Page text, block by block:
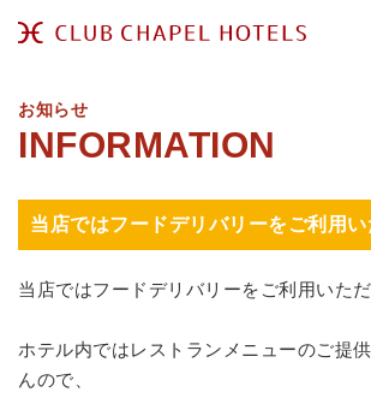
お知らせ
当店ではフードデリバリーをご利用
当店ではフードデリバリーをご利用いただ
ホテル内ではレストランメニューのご提
んので、